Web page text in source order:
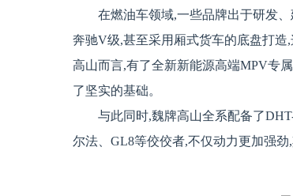
在燃油车领域,一些品牌出于研发
奔驰V级,甚至采用厢式货车的底盘打
高山而言,有了全新新能源高端MPV专
了坚实的基础。
与此同时,魏牌高山全系配备了
尔法、GL8等佼佼者,不仅动力更加强